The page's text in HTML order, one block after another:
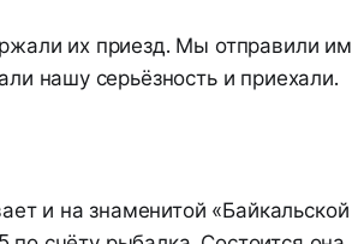
их приезд. Мы отправили им
нашу серьёзность и приехали.
и на знаменитой «Байкальской